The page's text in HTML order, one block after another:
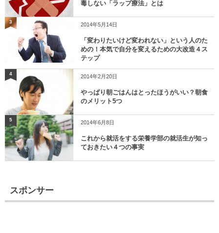
毒しない「ラップ療法」とは
3 2014年5月14日
「変わりたいけど変われない」という人のた
めの！本気で自分を変えるための大改造４ス
テップ
4 2014年2月20日
やっぱり朝ごはんはとったほうがいい？朝食
のメリット5つ
5 2014年6月8日
これから就活をする栄養学部の就活生が知っ
ておきたい４つの事実
スポンサー